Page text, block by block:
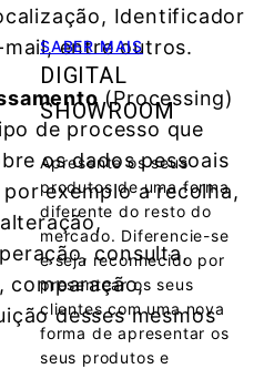
SABER MAIS
DIGITAL
SHOWROOM
Apresente os seus
produtos de uma forma
diferente do resto do
mercado. Diferencie-se
e seja reconhecido por
presentear os seus
clientes com uma nova
forma de apresentar os
seus produtos e
Identificador
entre outros.
(Processing)
de processo que
os dados pessoais
exemplo a recolha,
consulta,
comparação,
desses mesmos